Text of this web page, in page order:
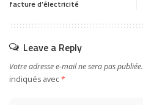
facture d’électricité
Leave a Reply
Votre adresse e-mail ne sera pas publiée.
indiqués avec*